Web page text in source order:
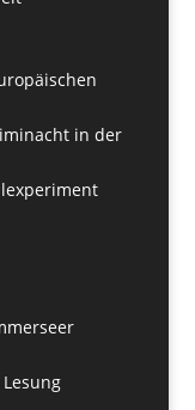
in der